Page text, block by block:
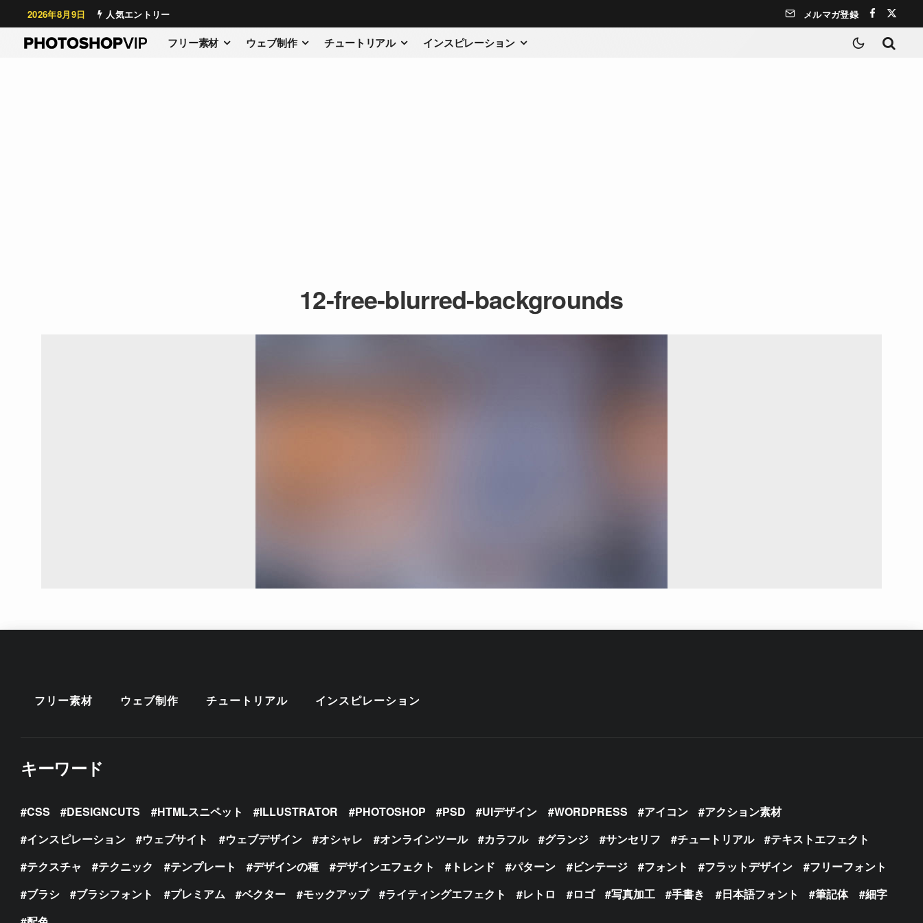
2026年8月9日 人気エントリー メルマガ登録
フリー素材 ウェブ制作 チュートリアル インスピレーション
12-free-blurred-backgrounds
フリー素材 ウェブ制作 チュートリアル インスピレーション
キーワード
CSS DESIGNCUTS HTMLスニペット ILLUSTRATOR PHOTOSHOP PSD UIデザイン WORDPRESS アイコン
アクション素材
インスピレーション
ウェブサイト ウェブデザイン オシャレ オンラインツール カラフル グランジ サンセリフ チュートリアル
テキストエフェクト
テクスチャ
テクニック テンプレート デザインの種 デザインエフェクト トレンド パターン ビンテージ フォント フラットデザイン
フリーフォント
ブラシ
ブラシフォント プレミアム ベクター モックアップ ライティングエフェクト レトロ ロゴ 写真加工 手書き 日本語フォント 筆記体
細字